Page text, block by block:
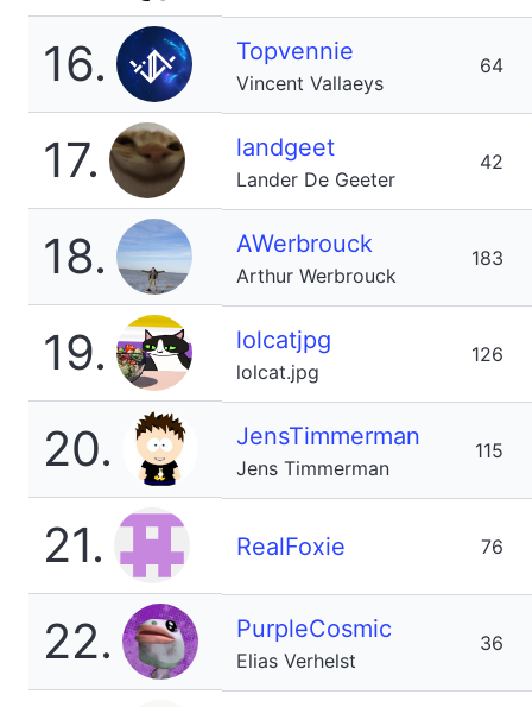
16. Topvennie
Vincent Vallaeys
64
17. landgeet
Lander De Geeter
42
18. AWerbrouck
Arthur Werbrouck
183
19. lolcatjpg
lolcat.jpg
126
20. JensTimmerman
Jens Timmerman
115
21. RealFoxie 76
22. PurpleCosmic
Elias Verhelst
36